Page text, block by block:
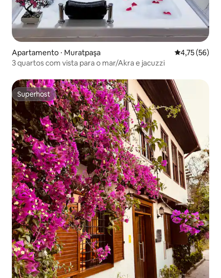
Apartamento ⋅ Muratpaşa 4,75 de uma
4,75 (56)
3 quartos com vista para o mar/Akra e jacuzzi
Superhost
Superhost